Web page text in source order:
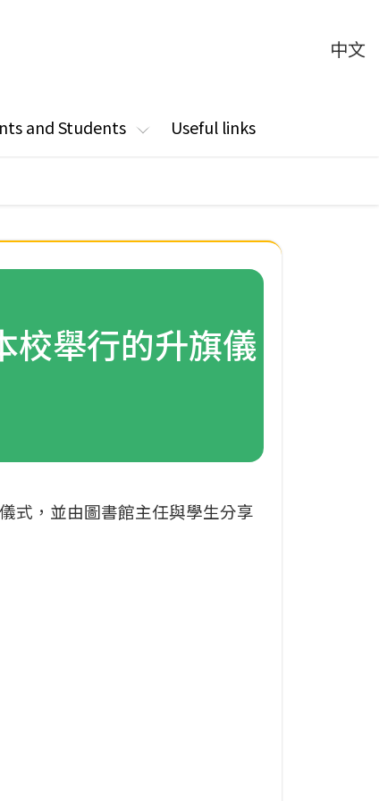
中文
and Students Useful links
校舉行的升旗儀
式，並由圖書館主任與學生分享